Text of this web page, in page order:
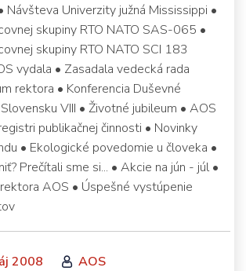
Návšteva Univerzity južná Mississippi •
skupiny RTO NATO SAS-065 •
skupiny RTO NATO SCI 183
vydala • Zasadala vedecká rada
rektora • Konferencia Duševné
VIII • Životné jubileum • AOS
publikačnej činnosti • Novinky
• Ekologické povedomie u človeka •
Prečítali sme si... • Akcie na jún - júl •
AOS • Úspešné vystúpenie
2008 AOS